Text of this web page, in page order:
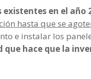
en el año
hasta que se
e instalar los
hace que la